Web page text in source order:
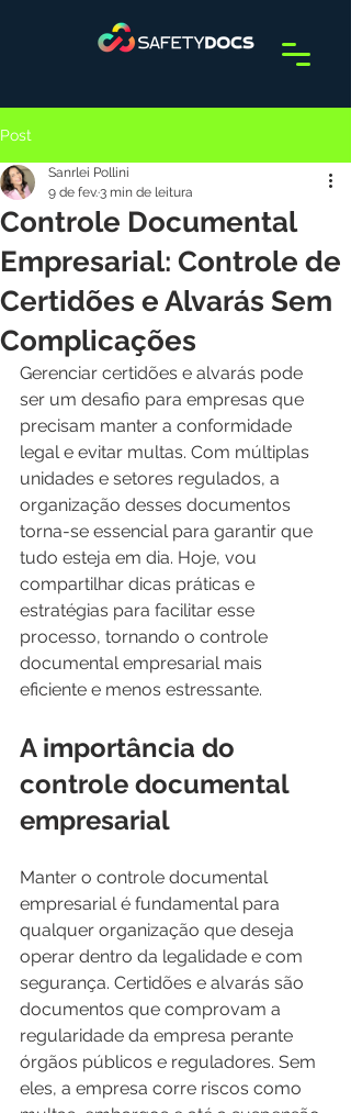
Post
Controle Documental
Empresarial: Controle de
Certidões e Alvarás Sem
Complicações
Sanrlei Pollini
9 de fev.3 min de leitura
Gerenciar certidões e alvarás pode
ser um desafio para empresas que
precisam manter a conformidade
legal e evitar multas. Com múltiplas
unidades e setores regulados, a
organização desses documentos
torna-se essencial para garantir que
tudo esteja em dia. Hoje, vou
compartilhar dicas práticas e
estratégias para facilitar esse
processo, tornando o controle
documental empresarial mais
eficiente e menos estressante.
A importância do
controle documental
empresarial
Manter o controle documental
empresarial é fundamental para
qualquer organização que deseja
operar dentro da legalidade e com
segurança. Certidões e alvarás são
documentos que comprovam a
regularidade da empresa perante
órgãos públicos e reguladores. Sem
eles, a empresa corre riscos como